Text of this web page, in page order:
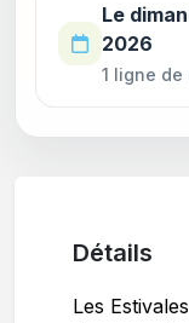
Le
2026
1 ligne de
Détails
Les